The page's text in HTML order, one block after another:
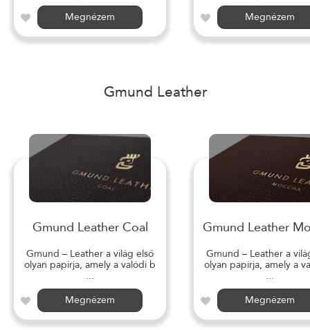
Megnézem
Megnézem
Gmund Leather
Gmund Leather Coal
Gmund – Leather a világ első
olyan papírja, amely a valódi b
...
Megnézem
Gmund Leather
Gmund – Leather a
olyan papírja, amely a
...
Megnézem